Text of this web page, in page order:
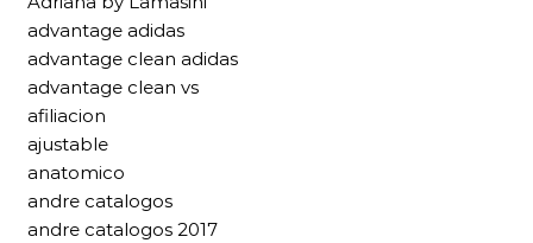
advantage adidas
advantage clean adidas
advantage clean vs
afiliacion
ajustable
anatomico
andre catalogos
andre catalogos 2017